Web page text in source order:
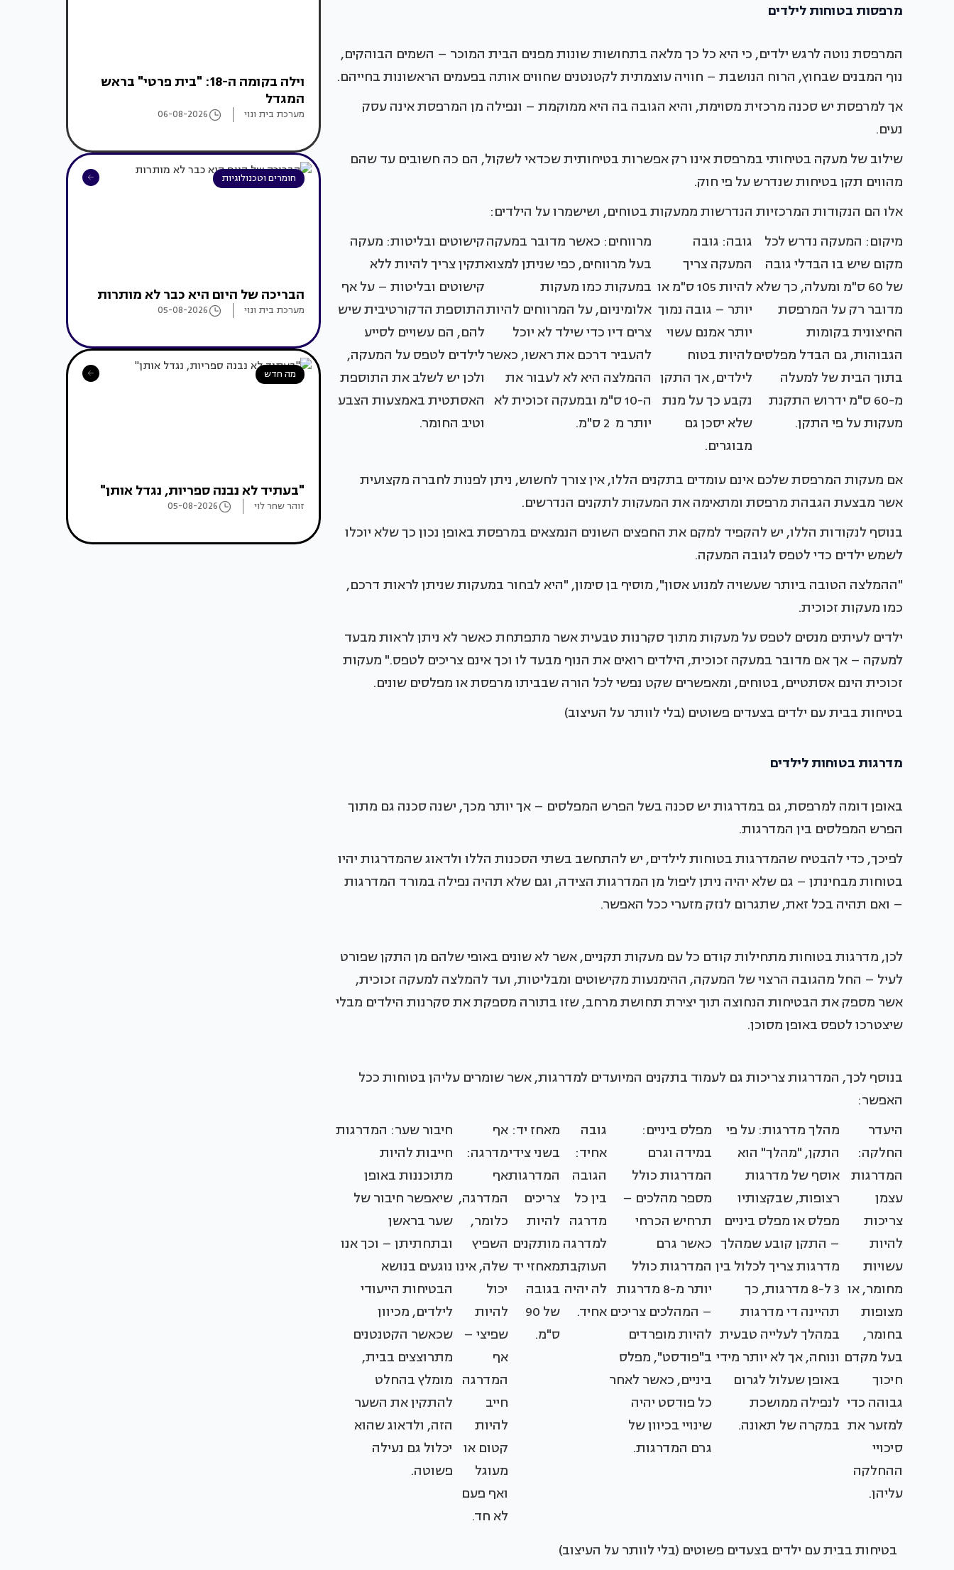
מרפסות בטוחות לילדים
המרפסת נוטה לרגש ילדים, כי היא כל כך מלאה בתחושות שונות מפנים הבית המוכר – השמים הבוהקים,
נוף המבנים שבחוץ, הרוח הנושבת – חוויה עוצמתית לקטנטנים שחווים אותה בפעמים הראשונות בחייהם.
אך למרפסת יש סכנה מרכזית מסוימת, והיא הגובה בה היא ממוקמת – ונפילה מן המרפסת אינה עסק
נעים.
שילוב של מעקה בטיחותי במרפסת אינו רק אפשרות בטיחותית שכדאי לשקול, הם כה חשובים עד שהם
מהווים תקן בטיחות שנדרש על פי חוק.
אלו הם הנקודות המרכזיות הנדרשות ממעקות בטוחים, ושישמרו על הילדים:
מיקום: המעקה נדרש לכל
מקום שיש בו הבדלי גובה
של 60 ס"מ ומעלה, כך שלא
מדובר רק על המרפסת
החיצונית בקומות
הגבוהות, גם הבדל מפלסים
בתוך הבית של למעלה
מ-60 ס"מ ידרוש התקנת
מעקות על פי התקן.
גובה: גובה
המעקה צריך
להיות 105 ס"מ או
יותר – גובה נמוך
יותר אמנם עשוי
להיות בטוח
לילדים, אך התקן
נקבע כך על מנת
שלא יסכן גם
מבוגרים.
מרווחים: כאשר מדובר במעקה
בעל מרווחים, כפי שניתן למצוא
במעקות כמו מעקות
אלומיניום, על המרווחים להיות
צרים דיו כדי שילד לא יוכל
להעביר דרכם את ראשו, כאשר
ההמלצה היא לא לעבור את
ה-10 ס"מ ובמעקה זכוכית לא
יותר מ 2 ס"מ.
קישוטים ובליטות: מעקה
תקין צריך להיות ללא
קישוטים ובליטות – על אף
התוספת הדקורטיבית שיש
להם, הם עשויים לסייע
לילדים לטפס על המעקה,
ולכן יש לשלב את התוספת
האסתטית באמצעות הצבע
וטיב החומר.
אם מעקות המרפסת שלכם אינם עומדים בתקנים הללו, אין צורך לחשוש, ניתן לפנות לחברה מקצועית
אשר מבצעת הגבהת מרפסת ומתאימה את המעקות לתקנים הנדרשים.
בנוסף לנקודות הללו, יש להקפיד למקם את החפצים השונים הנמצאים במרפסת באופן נכון כך שלא יוכלו
לשמש ילדים כדי לטפס לגובה המעקה.
"ההמלצה הטובה ביותר שעשויה למנוע אסון", מוסיף בן סימון, "היא לבחור במעקות שניתן לראות דרכם,
כמו מעקות זכוכית.
ילדים לעיתים מנסים לטפס על מעקות מתוך סקרנות טבעית אשר מתפתחת כאשר לא ניתן לראות מבעד
למעקה – אך אם מדובר במעקה זכוכית, הילדים רואים את הנוף מבעד לו וכך אינם צריכים לטפס." מעקות
זכוכית הינם אסתטיים, בטוחים, ומאפשרים שקט נפשי לכל הורה שבביתו מרפסת או מפלסים שונים.
בטיחות בבית עם ילדים בצעדים פשוטים (בלי לוותר על העיצוב)
מדרגות בטוחות לילדים
באופן דומה למרפסת, גם במדרגות יש סכנה בשל הפרש המפלסים – אך יותר מכך, ישנה סכנה גם מתוך
הפרש המפלסים בין המדרגות.
לפיכך, כדי להבטיח שהמדרגות בטוחות לילדים, יש להתחשב בשתי הסכנות הללו ולדאוג שהמדרגות יהיו
בטוחות מבחינתן – גם שלא יהיה ניתן ליפול מן המדרגות הצידה, וגם שלא תהיה נפילה במורד המדרגות
– ואם תהיה בכל זאת, שתגרום לנזק מזערי ככל האפשר.
לכן, מדרגות בטוחות מתחילות קודם כל עם מעקות תקניים, אשר לא שונים באופי שלהם מן התקן שפורט
לעיל – החל מהגובה הרצוי של המעקה, ההימנעות מקישוטים ומבליטות, ועד להמלצה למעקה זכוכית,
אשר מספק את הבטיחות הנחוצה תוך יצירת תחושת מרחב, שזו בתורה מספקת את סקרנות הילדים מבלי
שיצטרכו לטפס באופן מסוכן.
בנוסף לכך, המדרגות צריכות גם לעמוד בתקנים המיועדים למדרגות, אשר שומרים עליהן בטוחות ככל
האפשר:
היעדר
החלקה:
המדרגות
עצמן
צריכות
להיות
עשויות
מחומר, או
מצופות
בחומר,
בעל מקדם
חיכוך
גבוהה כדי
למזער את
סיכויי
ההחלקה
עליהן.
מהלך מדרגות: על פי
התקן, "מהלך" הוא
אוסף של מדרגות
רצופות, שבקצותיו
מפלס או מפלס ביניים
– התקן קובע שמהלך
מדרגות צריך לכלול בין
3 ל-8 מדרגות, כך
תהיינה די מדרגות
במהלך לעלייה טבעית
ונוחה, אך לא יותר מידי
באופן שעלול לגרום
לנפילה ממושכת
במקרה של תאונה.
מפלס ביניים:
במידה וגרם
המדרגות כולל
מספר מהלכים –
תרחיש הכרחי
כאשר גרם
המדרגות כולל
יותר מ-8 מדרגות
– המהלכים צריכים
להיות מופרדים
ב"פודסט", מפלס
ביניים, כאשר לאחר
כל פודסט יהיה
שינויי בכיוון של
גרם המדרגות.
גובה
אחיד:
הגובה
בין כל
מדרגה
למדרגה
העוקבת
לה יהיה
אחיד.
מאחז יד:
בשני צידי
המדרגות
צריכים
להיות
מותקנים
מאחזי יד
בגובה
של 90
ס"מ.
אף
מדרגה:
אף
המדרגה,
כלומר,
השפיץ
שלה, אינו
יכול
להיות
שפיצי –
אף
המדרגה
חייב
להיות
קטום או
מעוגל
ואף פעם
לא חד.
חיבור שער: המדרגות
חייבות להיות
מתוכננות באופן
שיאפשר חיבור של
שער בראשן
ובתחתיתן – וכך אנו
נוגעים בנושא
הבטיחות הייעודי
לילדים, מכיוון
שכאשר הקטנטנים
מתרוצצים בבית,
מומלץ בהחלט
להתקין את השער
הזה, ולדאוג שהוא
יכלול גם נעילה
פשוטה.
בטיחות בבית עם ילדים בצעדים פשוטים (בלי לוותר על העיצוב)
וילה בקומה ה-18: "בית פרטי" בראש
המגדל
מערכת בית ונוי 06-08-2026
חומרים וטכנולוגיות
הבריכה של היום היא כבר לא מותרות
מערכת בית ונוי 05-08-2026
מה חדש
"בעתיד לא נבנה ספריות, נגדל אותן"
זוהר שחר לוי 05-08-2026